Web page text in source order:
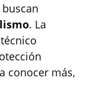
. La
conocer más,